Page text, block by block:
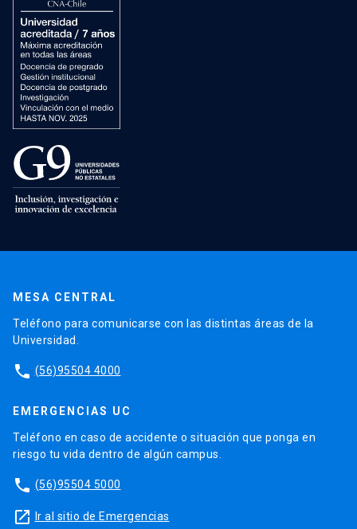
MESA CENTRAL
Teléfono para comunicarse con las distintas áreas de la
Universidad.
phone (56)95504 4000
EMERGENCIAS UC
Teléfono en caso de accidente o situación que ponga en
riesgo tu vida dentro de algún campus.
phone (56)95504 5000
launch Ir al sitio de Emergencias